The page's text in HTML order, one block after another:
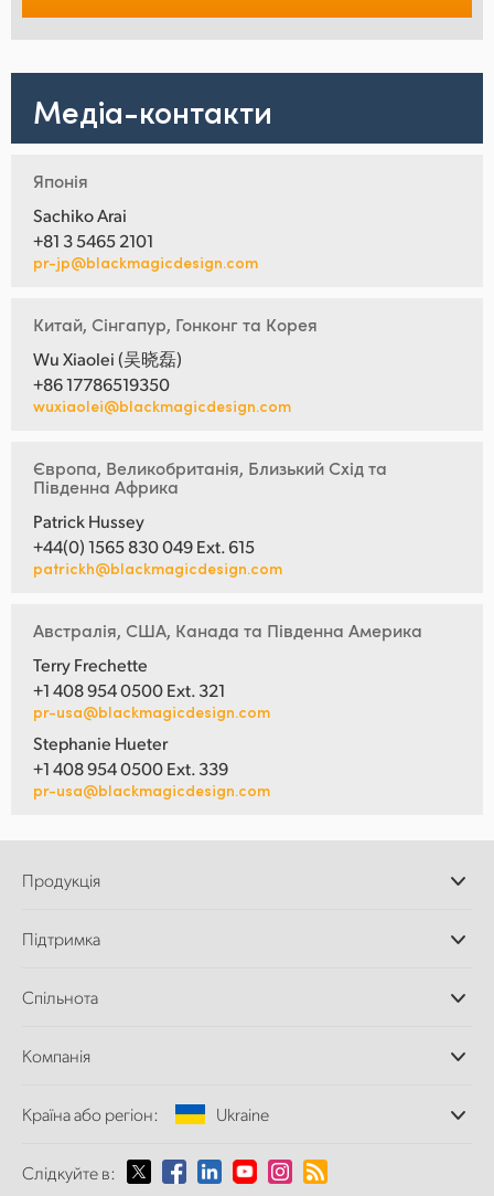
Медіа-контакти
Японія
Sachiko Arai
+81 3 5465 2101
pr-jp@blackmagicdesign.com
Китай, Сінгапур, Гонконг та Корея
Wu Xiaolei (吴晓磊)
+86 17786519350
wuxiaolei@blackmagicdesign.com
Європа, Великобританія, Близький Схід та
Південна Африка
Patrick Hussey
+44(0) 1565 830 049 Ext. 615
patrickh@blackmagicdesign.com
Австралія, США, Канада та Південна Америка
Terry Frechette
+1 408 954 0500 Ext. 321
pr-usa@blackmagicdesign.com
Stephanie Hueter
+1 408 954 0500 Ext. 339
pr-usa@blackmagicdesign.com
Продукція
Додатки DaVinci
Відеомікшери ATEM
Дискові рекордери
та відтворення
Перетворення форматів
Мовні конвертери
Підтримка
Центр підтримки
Спільнота
Компанія
Про нас
Медіа
Країна або регіон: Ukraine
Виберіть вашу країну або регіон
Слідкуйте в: